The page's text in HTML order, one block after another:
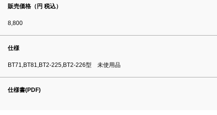
販売価格（円 税込）
8,800
仕様
BT71,BT81,BT2-225,BT2-226型 未使用品
仕様書(PDF)